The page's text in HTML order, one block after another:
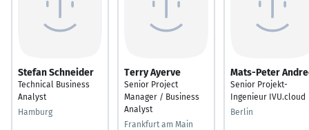
Stefan Schneider
Technical Business
Analyst
Hamburg
Terry Ayerve
Senior Project
Manager / Business
Analyst
Frankfurt am Main
Mats-Peter
Senior Projekt-
Ingenieur IVU.cloud
Berlin